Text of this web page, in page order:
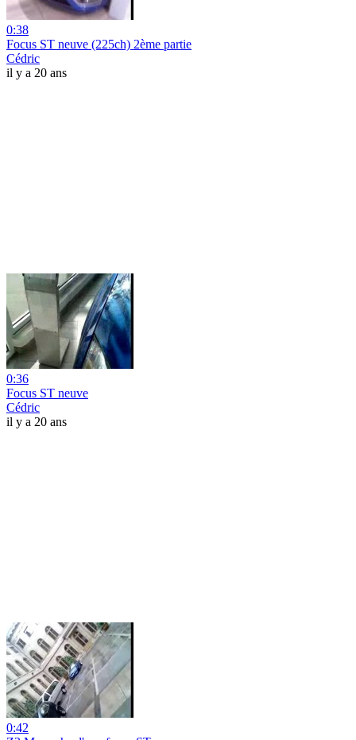
0:38
Focus ST neuve (225ch) 2ème partie
Cédric
il y a 20 ans
0:36
Focus ST neuve
Cédric
il y a 20 ans
0:42